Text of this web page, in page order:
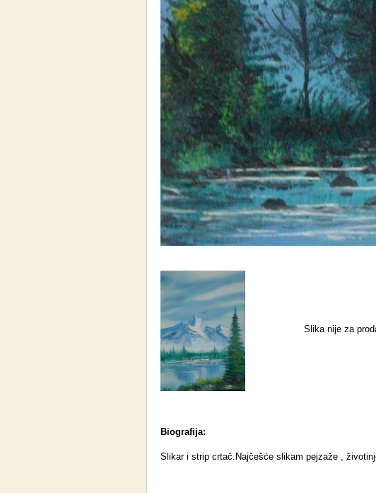
Slika nije za
Biografija:
Slikar i strip crtač.Najčešće slikam pejzaže ,